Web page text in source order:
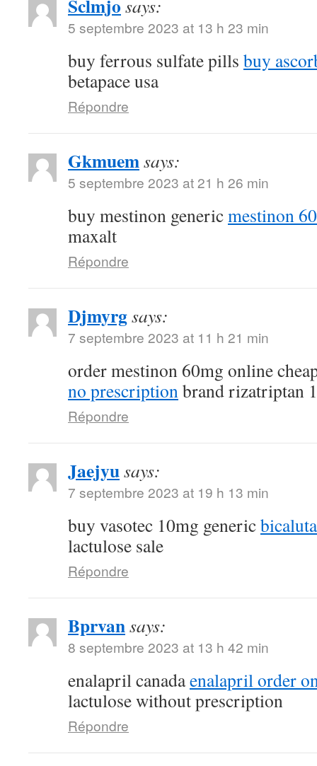
Sclmjo says:
5 septembre 2023 at 13 h 23 min
buy ferrous sulfate pills buy
betapace usa
Répondre
Gkmuemsays:
5 septembre 2023 at 21 h 26 min
buy mestinon genericmestinon
maxalt
Répondre
Djmyrgsays:
7 septembre 2023 at 11 h 21 min
order mestinon 60mg online
no prescriptionbrand rizatriptan
Répondre
Jaejyusays:
7 septembre 2023 at 19 h 13 min
buy vasotec 10mg generic
lactulose sale
Répondre
Bprvansays:
8 septembre 2023 at 13 h 42 min
enalapril canadaenalapril order
lactulose without prescription
Répondre